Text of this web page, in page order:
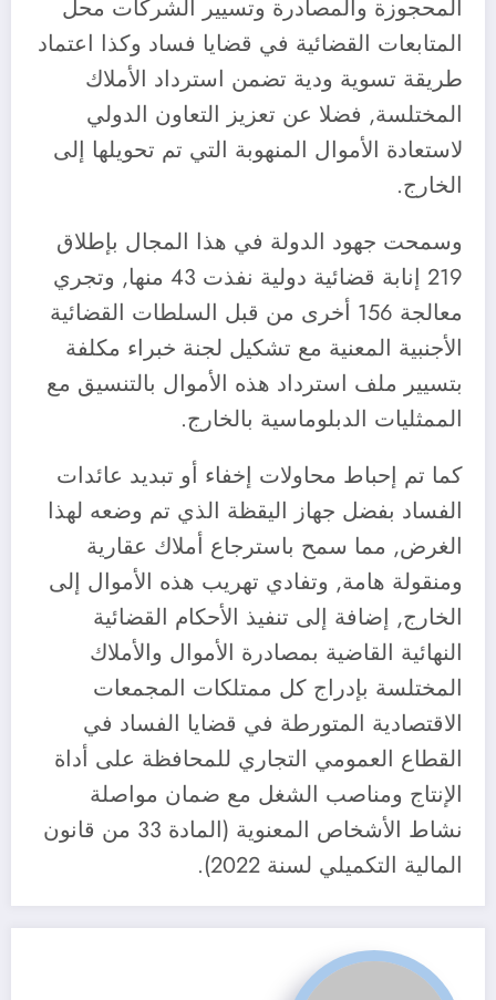
المحجوزة والمصادرة وتسيير الشركات محل
المتابعات القضائية في قضايا فساد وكذا اعتماد
طريقة تسوية ودية تضمن استرداد الأملاك
المختلسة, فضلا عن تعزيز التعاون الدولي
لاستعادة الأموال المنهوبة التي تم تحويلها إلى
الخارج.
وسمحت جهود الدولة في هذا المجال بإطلاق
219 إنابة قضائية دولية نفذت 43 منها, وتجري
معالجة 156 أخرى من قبل السلطات القضائية
الأجنبية المعنية مع تشكيل لجنة خبراء مكلفة
بتسيير ملف استرداد هذه الأموال بالتنسيق مع
الممثليات الدبلوماسية بالخارج.
كما تم إحباط محاولات إخفاء أو تبديد عائدات
الفساد بفضل جهاز اليقظة الذي تم وضعه لهذا
الغرض, مما سمح باسترجاع أملاك عقارية
ومنقولة هامة, وتفادي تهريب هذه الأموال إلى
الخارج, إضافة إلى تنفيذ الأحكام القضائية
النهائية القاضية بمصادرة الأموال والأملاك
المختلسة بإدراج كل ممتلكات المجمعات
الاقتصادية المتورطة في قضايا الفساد في
القطاع العمومي التجاري للمحافظة على أداة
الإنتاج ومناصب الشغل مع ضمان مواصلة
نشاط الأشخاص المعنوية (المادة 33 من قانون
المالية التكميلي لسنة 2022).